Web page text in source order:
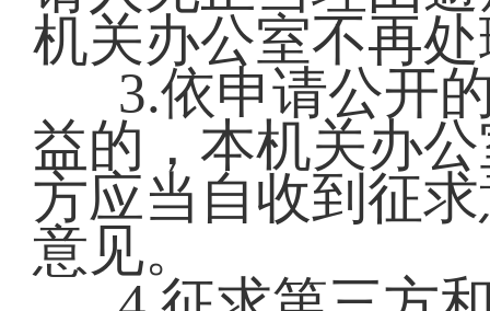
机关办公室不再
3.依申请公开
益的，本机关办
方应当自收到征
意见。